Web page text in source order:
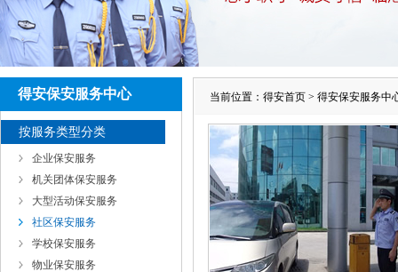
得安保安服务中心
按服务类型分类
企业保安服务
机关团体保安服务
大型活动保安服务
社区保安服务
学校保安服务
物业保安服务
当前位置： 得安首页 > 得安保安服务中